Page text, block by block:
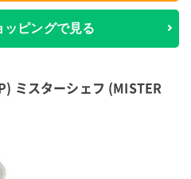
ピングで見る
ミスターシェフ (MISTER